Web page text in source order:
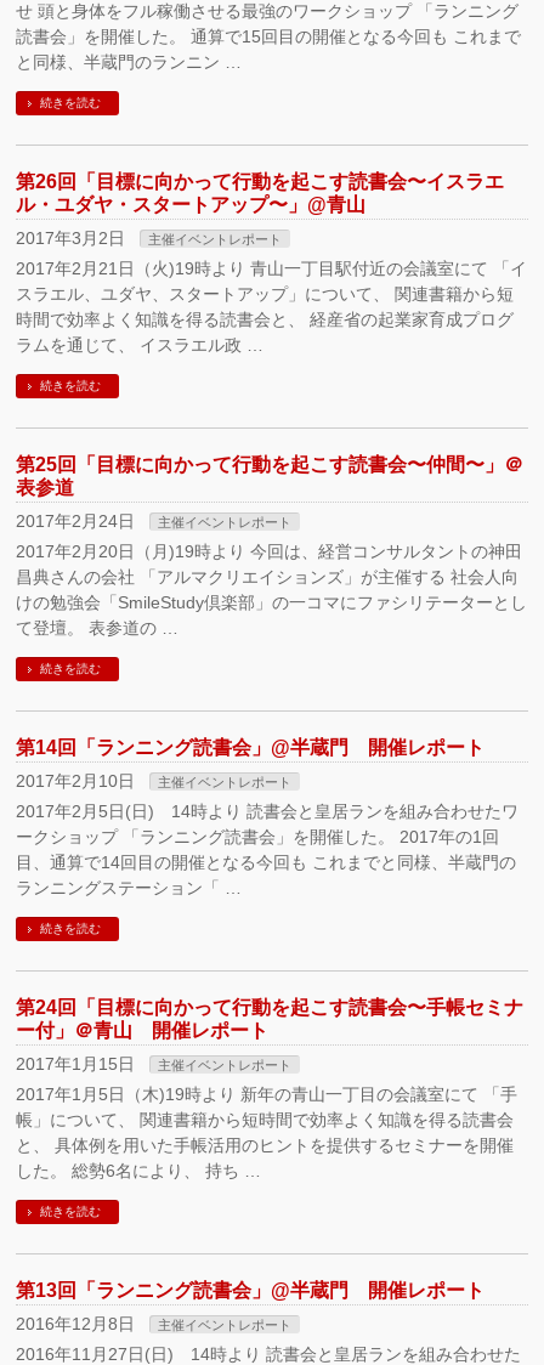
せ 頭と身体をフル稼働させる最強のワークショップ 「ランニング
読書会」を開催した。 通算で15回目の開催となる今回も これまで
と同様、半蔵門のランニン …
続きを読む
第26回「目標に向かって行動を起こす読書会〜イスラエ
ル・ユダヤ・スタートアップ〜」@青山
2017年3月2日 主催イベントレポート
2017年2月21日（火)19時より 青山一丁目駅付近の会議室にて 「イ
スラエル、ユダヤ、スタートアップ」について、 関連書籍から短
時間で効率よく知識を得る読書会と、 経産省の起業家育成プログ
ラムを通じて、 イスラエル政 …
続きを読む
第25回「目標に向かって行動を起こす読書会〜仲間〜」＠
表参道
2017年2月24日 主催イベントレポート
2017年2月20日（月)19時より 今回は、経営コンサルタントの神田
昌典さんの会社 「アルマクリエイションズ」が主催する 社会人向
けの勉強会「SmileStudy倶楽部」の一コマにファシリテーターとし
て登壇。 表参道の …
続きを読む
第14回「ランニング読書会」@半蔵門 開催レポート
2017年2月10日 主催イベントレポート
2017年2月5日(日) 14時より 読書会と皇居ランを組み合わせたワ
ークショップ 「ランニング読書会」を開催した。 2017年の1回
目、通算で14回目の開催となる今回も これまでと同様、半蔵門の
ランニングステーション「 …
続きを読む
第24回「目標に向かって行動を起こす読書会〜手帳セミナ
ー付」＠青山 開催レポート
2017年1月15日 主催イベントレポート
2017年1月5日（木)19時より 新年の青山一丁目の会議室にて 「手
帳」について、 関連書籍から短時間で効率よく知識を得る読書会
と、 具体例を用いた手帳活用のヒントを提供するセミナーを開催
した。 総勢6名により、 持ち …
続きを読む
第13回「ランニング読書会」@半蔵門 開催レポート
2016年12月8日 主催イベントレポート
2016年11月27日(日) 14時より 読書会と皇居ランを組み合わせた